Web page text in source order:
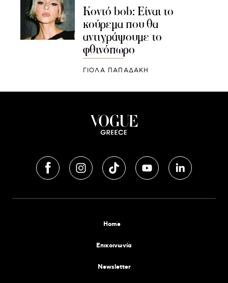
Κοντό bob: Είναι το
κούρεμα που θα
αντιγράψουμε το
φθινόπωρο
ΓΙΌΛΑ ΠΑΠΑΔΆΚΗ
Home
Επικοινωνία
Newsletter